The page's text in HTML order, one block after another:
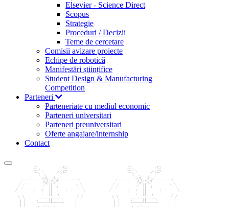
Elsevier - Science Direct
Scopus
Strategie
Proceduri / Decizii
Teme de cercetare
Comisii avizare proiecte
Echipe de robotică
Manifestări științifice
Student Design & Manufacturing
Competition
Parteneri
Parteneriate cu mediul economic
Parteneri universitari
Parteneri preuniversitari
Oferte angajare/internship
Contact